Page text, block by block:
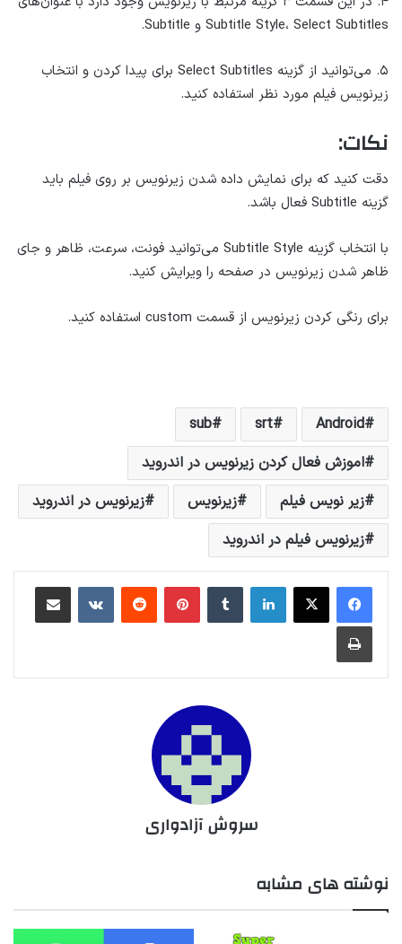
Subtitle Style، Select Subtitles و Subtitle.
۵. می‌توانید از گزینه Select Subtitles برای پیدا کردن و انتخاب
زیرنویس فیلم مورد نظر استفاده کنید.
نکات:
دقت کنید که برای نمایش داده شدن زیرنویس بر روی فیلم باید
گزینه Subtitle فعال باشد.
با انتخاب گزینه Subtitle Style می‌توانید فونت، سرعت، ظاهر و جای
ظاهر شدن زیرنویس در صفحه را ویرایش کنید.
برای رنگی کردن زیرنویس از قسمت custom استفاده کنید.
Android
srt
sub
اموزش فعال کردن زیرنویس در اندروید
زیر نویس فیلم
زیرنویس
زیرنویس در اندروید
زیرنویس فیلم در اندروید
لینکداینتامبلر پینتریستReddit
VKontakteاشتراک گذاری با ایمیل
چاپ
سروش آزادواری
نوشته های مشابه